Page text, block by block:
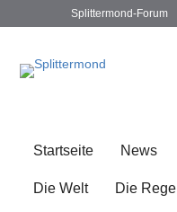
Splittermond-Forum
Startseite News
Die Welt Die